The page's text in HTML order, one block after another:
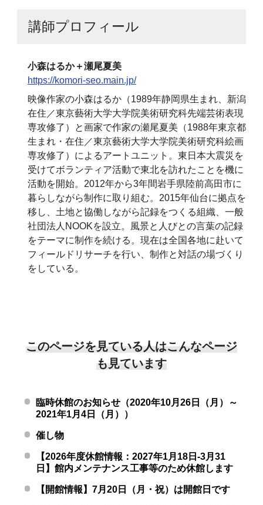
講師プロフィール
小森はるか＋瀬尾夏美
https://komori-seo.main.jp/
映像作家の小森はるか（1989年静岡県生まれ、新潟
在住／東京藝術大学大学院美術研究科先端芸術表現
専攻修了）と画家で作家の瀬尾夏美（1988年東京都
生まれ・在住／東京藝術大学大学院美術研究科絵画
専攻修了）によるアートユニット。東日本大震災を
受けてボランティア活動で東北を訪れたことを機に
活動を開始。2012年から3年間岩手県陸前高田市に
暮らしながら制作に取り組む。2015年仙台に拠点を
移し、土地と協働しながら記録をつくる組織、一般
社団法人NOOKを設立。風景と人びとの言葉の記録
をテーマに制作を続ける。現在は全国各地に赴いて
フィールドリサーチを行い、制作と対話の場づくり
をしている。
このページを見ている人はこんなページ
も見ています
臨時休館のお知らせ（2020年10月26日（月）～
2021年1月4日（月））
催し物
【2026年度休館情報：2027年1月18日-3月31
日】館内メンテナンス工事等のため休館します
【開館情報】7月20日（月・祝）は開館日です